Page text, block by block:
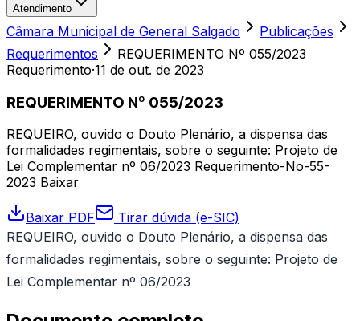
Atendimento
Câmara Municipal de General Salgado
Publicações
Requerimentos
REQUERIMENTO Nº 055/2023
Requerimento·11 de out. de 2023
REQUERIMENTO Nº 055/2023
REQUEIRO, ouvido o Douto Plenário, a dispensa das
formalidades regimentais, sobre o seguinte: Projeto de
Lei Complementar nº 06/2023 Requerimento-No-55-
2023 Baixar
Baixar PDF
Tirar dúvida (e-SIC)
REQUEIRO, ouvido o Douto Plenário, a dispensa das
formalidades regimentais, sobre o seguinte: Projeto de
Lei Complementar nº 06/2023